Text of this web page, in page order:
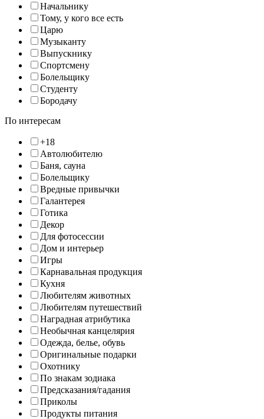
Начальнику
Тому, у кого все есть
Царю
Музыканту
Выпускнику
Спортсмену
Болельщику
Студенту
Бородачу
По интересам
+18
Автолюбителю
Баня, сауна
Болельщику
Вредные привычки
Галантерея
Готика
Декор
Для фотосессии
Дом и интерьер
Игры
Карнавальная продукция
Кухня
Любителям животных
Любителям путешествий
Наградная атрибутика
Необычная канцелярия
Одежда, белье, обувь
Оригинальные подарки
Охотнику
По знакам зодиака
Предсказания/гадания
Приколы
Продукты питания